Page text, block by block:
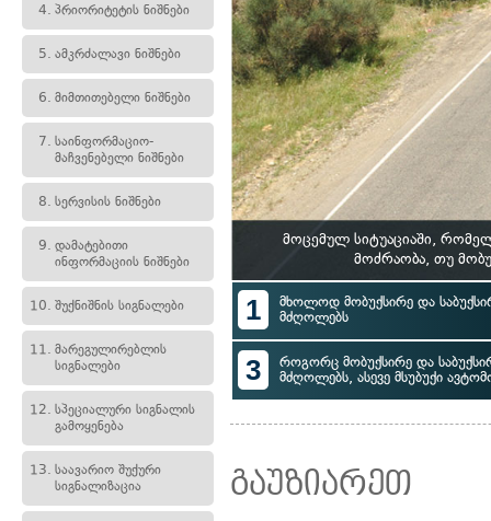
4. პრიორიტეტის ნიშნები
5. ამკრძალავი ნიშნები
6. მიმთითებელი ნიშნები
7. საინფორმაციო-
მაჩვენებელი ნიშნები
8. სერვისის ნიშნები
9. დამატებითი
ინფორმაციის ნიშნები
10. შუქნიშნის სიგნალები
11. მარეგულირებლის
სიგნალები
12. სპეციალური სიგნალის
გამოყენება
13. საავარიო შუქური
სიგნალიზაცია
მოცემულ სიტუაციაში,
მოძრაობა, თუ
1
მხოლოდ მობუქსირე და
მძღოლებს
3
როგორც მობუქსირე და
მძღოლებს, ასევე მსუბუქი
გაუზიარეთ